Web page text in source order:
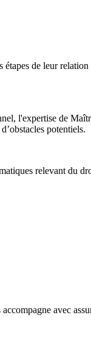
étapes de leur
l'expertise de
potentiels.
relevant du
avec